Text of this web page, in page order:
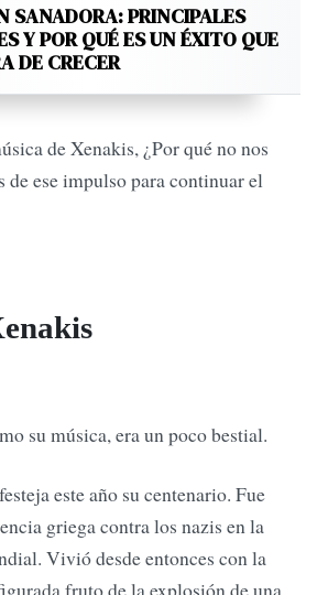
SANADORA: PRINCIPALES
Y POR QUÉ ES UN ÉXITO QUE
DE CRECER
de Xenakis, ¿Por qué no nos
de ese impulso para continuar el
su música, era un poco bestial.
este año su centenario. Fue
griega contra los nazis en la
Vivió desde entonces con la
fruto de la explosión de una